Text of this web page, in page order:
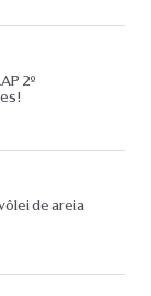
2º
de areia